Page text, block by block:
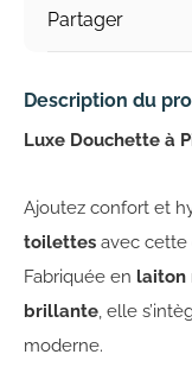
Partager
Description du
Luxe Douchette à
Ajoutez confort et
toilettes avec cette
Fabriquée en laiton
brillante, elle
moderne.